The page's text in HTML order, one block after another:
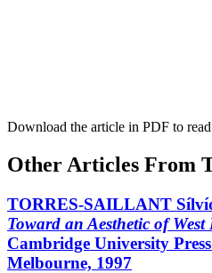
Download the article in PDF to
Other Articles From
TORRES-SAILLANT
Toward an Aesthetic of
Cambridge University
Melbourne, 1997